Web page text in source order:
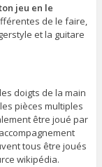
jeu en le
de le faire,
et la guitare
doigts de la main
pièces multiples
être joué par
tous être joués
wikipédia.